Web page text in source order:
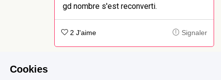
gd nombre s'est reconverti.
2 J'aime Signaler
Cookies